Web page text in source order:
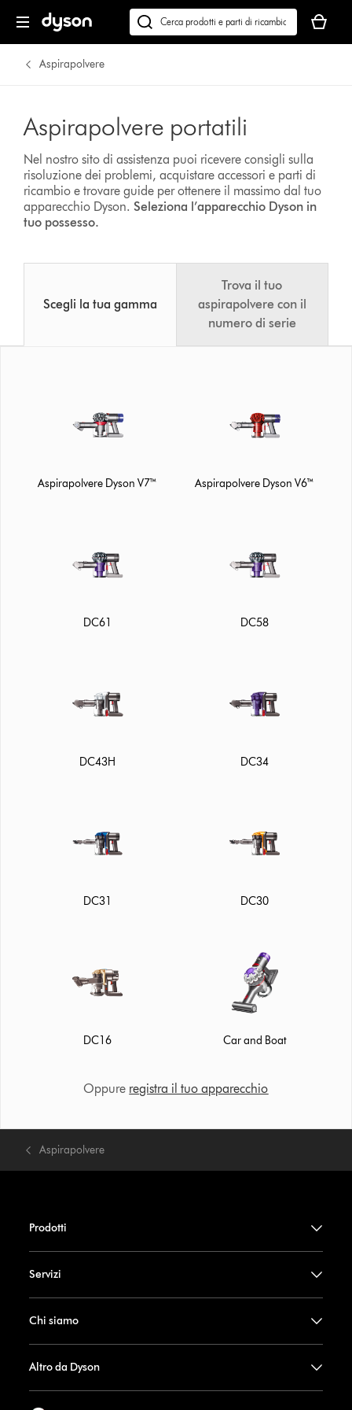
Cerca
su
carrello
è
Aspirapolvere
Aspirapolvere portatili
Nel nostro sito di assistenza puoi ricevere consigli sulla
risoluzione dei problemi, acquistare accessori e parti di
ricambio e trovare guide per ottenere il massimo dal tuo
apparecchio Dyson.Seleziona l’apparecchio Dyson in
tuo possesso.
Scegli la tua gamma
Trova il tuo
aspirapolvere con il
numero di serie
Aspirapolvere Dyson V7™ Aspirapolvere Dyson V6™
DC61 DC58
DC43H DC34
DC31 DC30
DC16 Car and Boat
Oppure registra il tuo apparecchio
Aspirapolvere
Prodotti
Servizi
Chi siamo
Altro da Dyson